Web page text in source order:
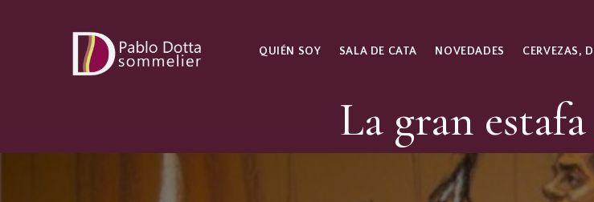
QUIÉN SOY SALA DE CATA NOVEDADES CERVEZAS,
La gran